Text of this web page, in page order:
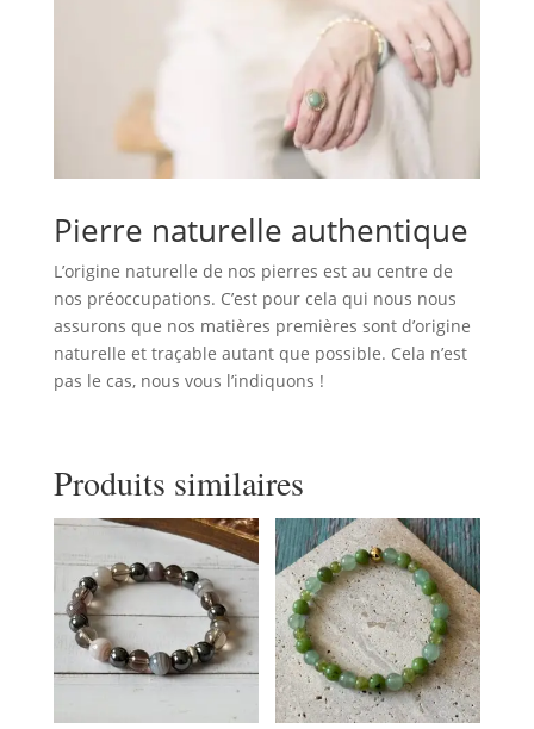
Pierre naturelle authentique
L’origine naturelle de nos pierres est au centre de
nos préoccupations. C’est pour cela qui nous nous
assurons que nos matières premières sont d’origine
naturelle et traçable autant que possible. Cela n’est
pas le cas, nous vous l’indiquons !
Produits similaires